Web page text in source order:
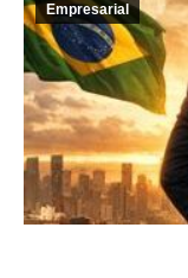
Empresarial